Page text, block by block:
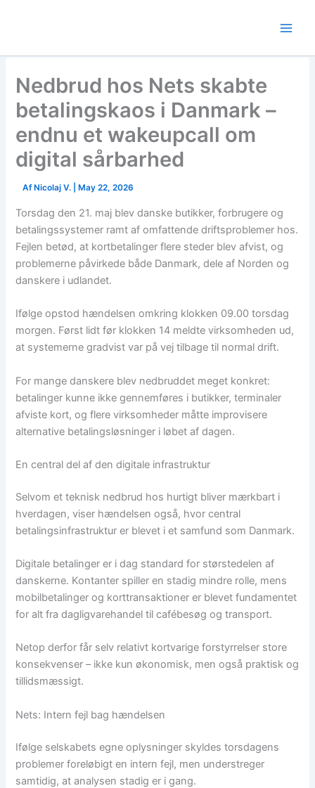
Nedbrud hos Nets skabte
betalingskaos i Danmark –
endnu et wakeupcall om
digital sårbarhed
Af Nicolaj V. May 22, 2026
Torsdag den 21. maj blev danske butikker, forbrugere og
betalingssystemer ramt af omfattende driftsproblemer hos.
Fejlen betød, at kortbetalinger flere steder blev afvist, og
problemerne påvirkede både Danmark, dele af Norden og
danskere i udlandet.
Ifølge opstod hændelsen omkring klokken 09.00 torsdag
morgen. Først lidt før klokken 14 meldte virksomheden ud,
at systemerne gradvist var på vej tilbage til normal drift.
For mange danskere blev nedbruddet meget konkret:
betalinger kunne ikke gennemføres i butikker, terminaler
afviste kort, og flere virksomheder måtte improvisere
alternative betalingsløsninger i løbet af dagen.
En central del af den digitale infrastruktur
Selvom et teknisk nedbrud hos hurtigt bliver mærkbart i
hverdagen, viser hændelsen også, hvor central
betalingsinfrastruktur er blevet i et samfund som Danmark.
Digitale betalinger er i dag standard for størstedelen af
danskerne. Kontanter spiller en stadig mindre rolle, mens
mobilbetalinger og korttransaktioner er blevet fundamentet
for alt fra dagligvarehandel til cafébesøg og transport.
Netop derfor får selv relativt kortvarige forstyrrelser store
konsekvenser – ikke kun økonomisk, men også praktisk og
tillidsmæssigt.
Nets: Intern fejl bag hændelsen
Ifølge selskabets egne oplysninger skyldes torsdagens
problemer foreløbigt en intern fejl, men understreger
samtidig, at analysen stadig er i gang.